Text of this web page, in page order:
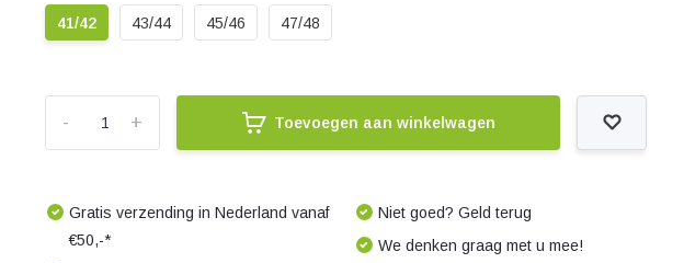
41/42 43/44 45/46 47/48
+
- Toevoegen aan winkelwagen
Gratis verzending in Nederland vanaf
€50,-*
Niet goed? Geld terug
We denken graag met u mee!